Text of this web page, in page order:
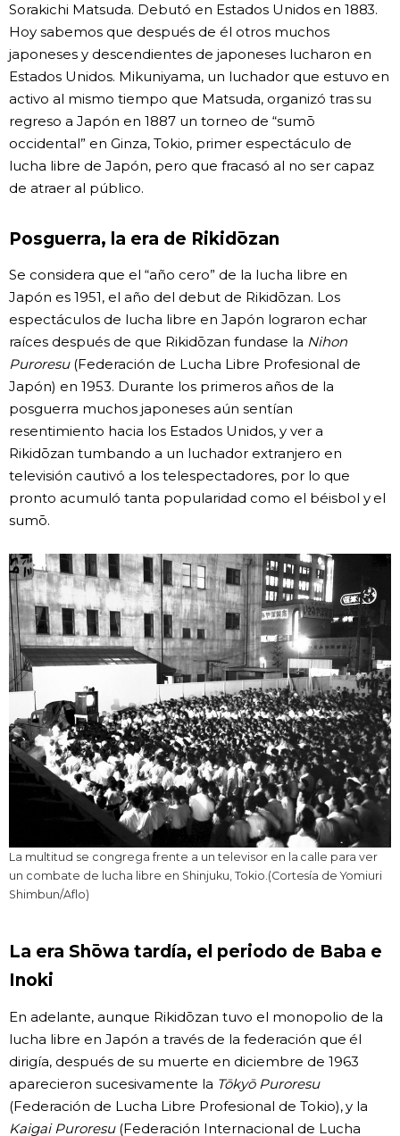
Sorakichi Matsuda. Debutó en Estados Unidos en 1883.
Hoy sabemos que después de él otros muchos
japoneses y descendientes de japoneses lucharon en
Estados Unidos. Mikuniyama, un luchador que estuvo en
activo al mismo tiempo que Matsuda, organizó tras su
regreso a Japón en 1887 un torneo de “sumō
occidental” en Ginza, Tokio, primer espectáculo de
lucha libre de Japón, pero que fracasó al no ser capaz
de atraer al público.
Posguerra, la era de Rikidōzan
Se considera que el “año cero” de la lucha libre en
Japón es 1951, el año del debut de Rikidōzan. Los
espectáculos de lucha libre en Japón lograron echar
raíces después de que Rikidōzan fundase la Nihon
Puroresu(Federación de Lucha Libre Profesional de
Japón) en 1953. Durante los primeros años de la
posguerra muchos japoneses aún sentían
resentimiento hacia los Estados Unidos, y ver a
Rikidōzan tumbando a un luchador extranjero en
televisión cautivó a los telespectadores, por lo que
pronto acumuló tanta popularidad como el béisbol y el
sumō.
La multitud se congrega frente a un televisor en la calle para ver
un combate de lucha libre en Shinjuku, Tokio.(Cortesía de Yomiuri
Shimbun/Aflo)
La era Shōwa tardía, el periodo de Baba e
Inoki
En adelante, aunque Rikidōzan tuvo el monopolio de la
lucha libre en Japón a través de la federación que él
dirigía, después de su muerte en diciembre de 1963
aparecieron sucesivamente la Tōkyō Puroresu
(Federación de Lucha Libre Profesional de Tokio), y la
Kaigai Puroresu(Federación Internacional de Lucha